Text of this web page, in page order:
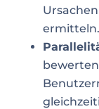
ermitteln.